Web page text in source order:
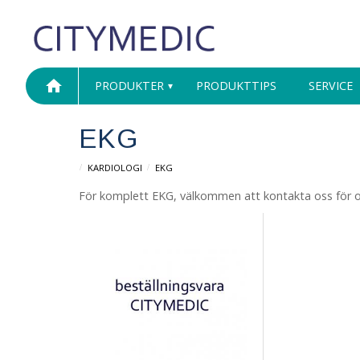
home PRODUKTER PRODUKTTIPS SERVICE
EKG
KARDIOLOGI EKG
För komplett EKG, välkommen att kontakta oss för